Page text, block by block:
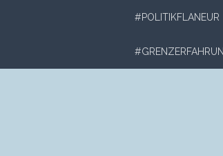
#POLITIKFLANEUR